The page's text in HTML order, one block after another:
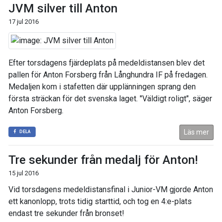
JVM silver till Anton
17 jul 2016
Efter torsdagens fjärdeplats på medeldistansen blev det
pallen för Anton Forsberg från Långhundra IF på fredagen.
Medaljen kom i stafetten där upplänningen sprang den
första sträckan för det svenska laget. "Väldigt roligt", säger
Anton Forsberg.
DELA Läs mer
Tre sekunder från medalj för Anton!
15 jul 2016
Vid torsdagens medeldistansfinal i Junior-VM gjorde Anton
ett kanonlopp, trots tidig starttid, och tog en 4:e-plats
endast tre sekunder från bronset!